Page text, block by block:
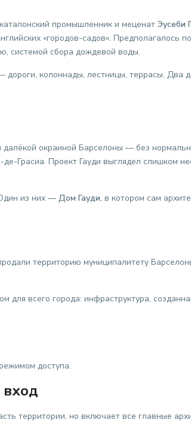
каталонский промышленник и меценат Эусеби
«городов-садов». Предполагалось
системой сбора дождевой воды.
дороги, колоннады, лестницы, террасы. Два
окраиной Барселоны — без
Грасиа. Проект Гауди выглядел слишком
из них — Дом Гауди, в котором сам
территорию муниципалитету
для всего города: инфраструктура,
доступа.
территории, но включает все главные